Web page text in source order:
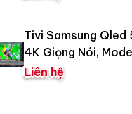
Tivi Samsung Qled
4K Giọng Nói,
Liên hệ